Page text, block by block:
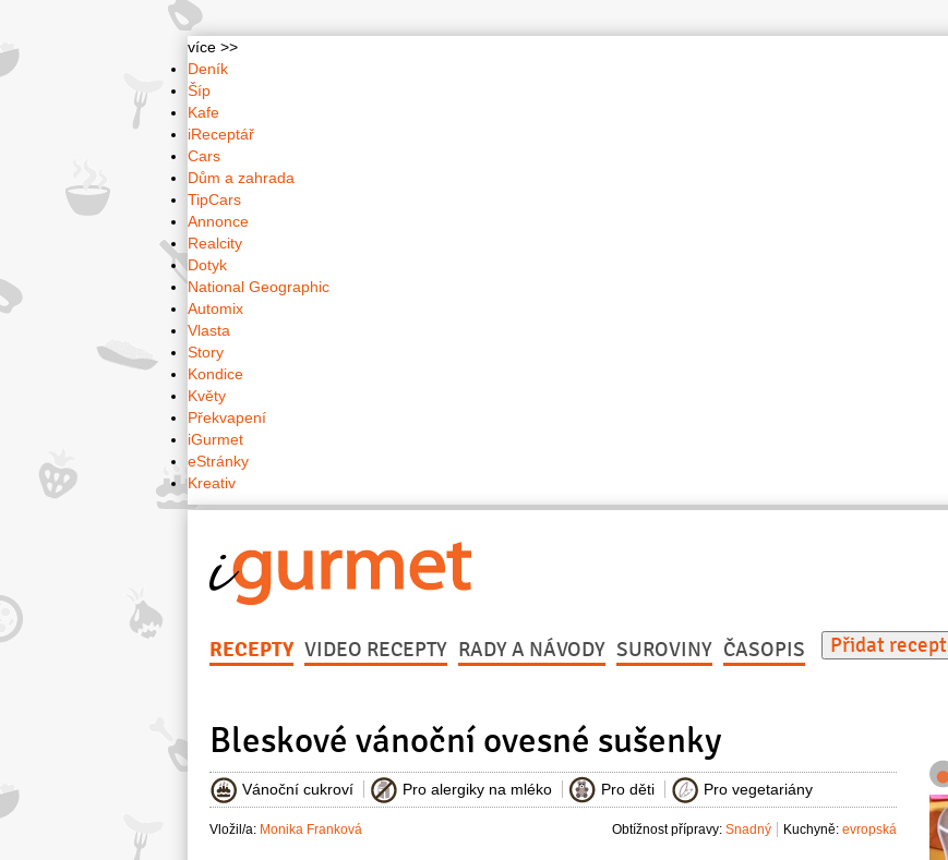
více >>
Deník
Šíp
Kafe
iReceptář
Cars
Dům a zahrada
TipCars
Annonce
Realcity
Dotyk
National Geographic
Automix
Vlasta
Story
Kondice
Květy
Překvapení
iGurmet
eStránky
Kreativ
RECEPTY VIDEO RECEPTY RADY A NÁVODY SUROVINY ČASOPIS Přidat recept
Bleskové vánoční ovesné sušenky
Vánoční cukroví Pro alergiky na mléko Pro děti Pro vegetariány
Vložil/a: Monika Franková Kuchyně: evropská
Obtížnost přípravy: Snadný